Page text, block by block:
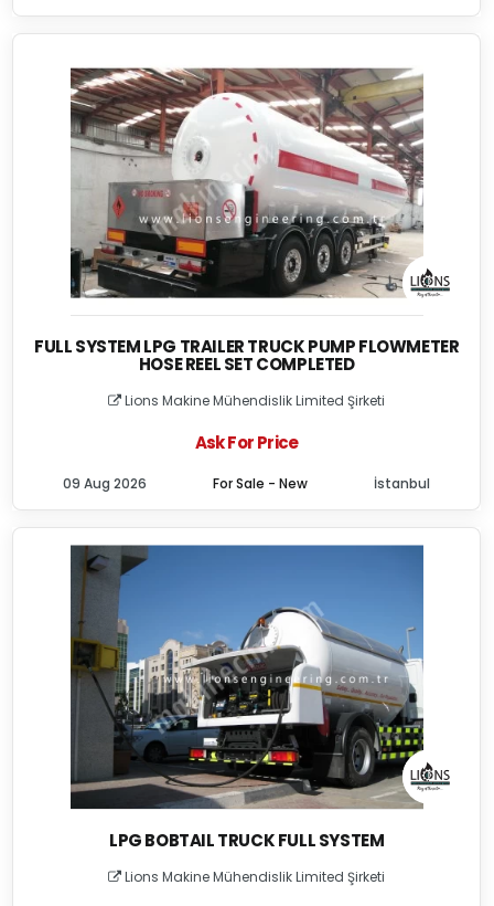
FULL SYSTEM LPG TRAILER TRUCK PUMP FLOWMETER
HOSE REEL SET COMPLETED
Lions Makine Mühendislik Limited Şirketi
Ask For Price
For Sale - New
09 Aug 2026 İstanbul
LPG BOBTAIL TRUCK FULL SYSTEM
Lions Makine Mühendislik Limited Şirketi